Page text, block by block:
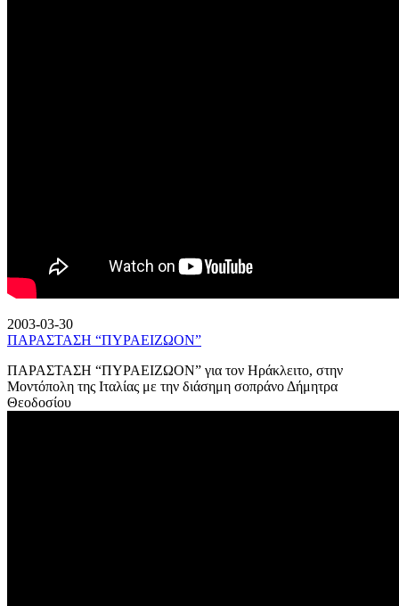
2003-03-30
ΠΑΡΑΣΤΑΣΗ “ΠΥΡΑΕΙΖΩΟΝ”
ΠΑΡΑΣΤΑΣΗ “ΠΥΡΑΕΙΖΩΟΝ” για τον Ηράκλειτο, στην
Μοντόπολη της Ιταλίας με την διάσημη σοπράνο Δήμητρα
Θεοδοσίου